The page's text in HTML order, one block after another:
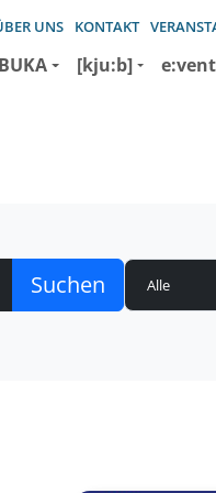
UNS KONTAKT
[kju:b]